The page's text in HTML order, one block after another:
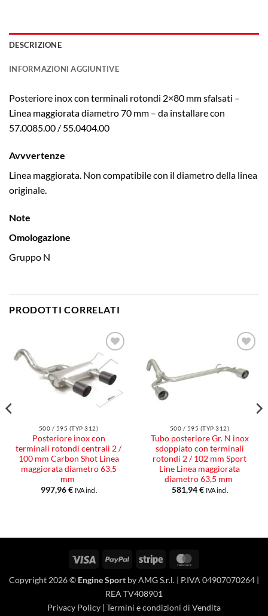
DESCRIZIONE
INFORMAZIONI AGGIUNTIVE
Posteriore inox con terminali rotondi 2×80 mm sfalsati –
Linea maggiorata diametro 70 mm – da installare con
57.0085.00 / 55.0404.00
Avvvertenze
Linea maggiorata. Non compatibile con il diametro della linea
originale.
Note
Omologazione
Gruppo N
PRODOTTI CORRELATI
Aggiungi
alla lista
dei
desideri
500 / 595 (TYP 312)
Posteriore inox con
terminali rotondi centrali 2 /
100 mm Carbon Shot Linea
maggiorata diametro 63,5
mm
997,96€ IVA incl.
alla lista
dei
500 / 595 (TYP 312)
Tubo posteriore Gr. N inox
sdoppiato con terminali
rotondi 2 / 102 mm Sport
Line Linea maggiorata
diametro 63,5 mm
581,94€ IVA incl.
Visa PayPal Stripe
Copyright 2026 © Engine Sport by AMG S.r.l. | P.IVA 04907070264 |
REA TV408901
Privacy Policy | Termini e condizioni di Vendita